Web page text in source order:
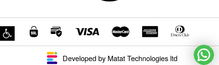
Developed by Matat Technologies ltd